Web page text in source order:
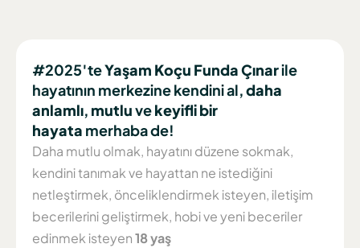
#2025′teYaşam Koçu Funda Çınarile
hayatının merkezine kendini al,daha
anlamlı, mutluvekeyifli bir
hayata merhaba de!
Daha mutlu olmak, hayatını düzene sokmak,
kendini tanımak ve hayattan ne istediğini
netleştirmek, önceliklendirmek isteyen, iletişim
becerilerini geliştirmek, hobi ve yeni beceriler
edinmek isteyen18 yaş